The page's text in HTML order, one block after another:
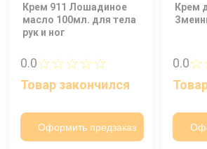
Крем 911 Лошадиное
масло 100мл. для тела
рук и ног
0.0☆☆☆☆☆
Товар закончился
Оформить предзаказ
Крем
0.0